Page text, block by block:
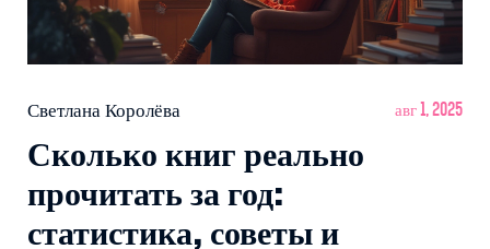
Светлана Королёва авг 1, 2025
Сколько книг реально
прочитать за год:
статистика, советы и